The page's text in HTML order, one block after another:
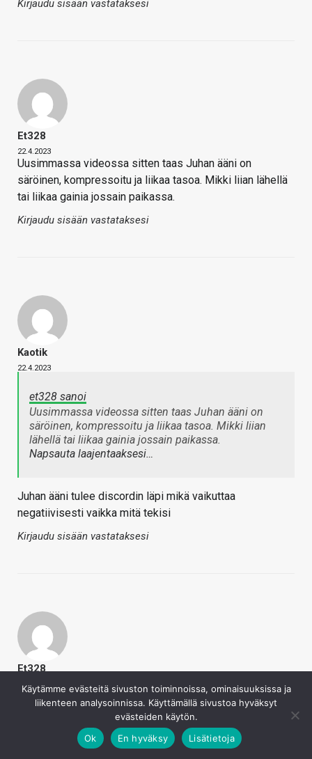
Kirjaudu sisään vastataksesi
Et328
22.4.2023
Uusimmassa videossa sitten taas Juhan ääni on
säröinen, kompressoitu ja liikaa tasoa. Mikki liian lähellä
tai liikaa gainia jossain paikassa.
Kirjaudu sisään vastataksesi
Kaotik
22.4.2023
et328 sanoi
Uusimmassa videossa sitten taas Juhan ääni on
säröinen, kompressoitu ja liikaa tasoa. Mikki liian
lähellä tai liikaa gainia jossain paikassa.
Napsauta laajentaaksesi…
Juhan ääni tulee discordin läpi mikä vaikuttaa
negatiivisesti vaikka mitä tekisi
Kirjaudu sisään vastataksesi
Et328
22.4.2023
Juhan ääni tulee discordin läpi mikä vaikuttaa
negatiivisesti vaikka mitä tekisi
Käytämme evästeitä sivuston toiminnoissa, ominaisuuksissa ja
liikenteen analysoinnissa. Käyttämällä sivustoa hyväksyt
evästeiden käytön.
Ok
En hyväksy Lisätietoja